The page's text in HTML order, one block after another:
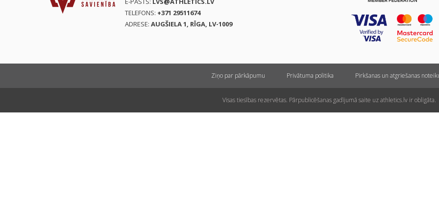
TELEFONS: +371 29511674
ADRESE: AUGŠIELA 1, RĪGA, LV-1009
Ziņo par pārkāpumu Privātuma politika Pirkšanas un atgriešanas
Visas tiesības rezervētas. Pārpublicēšanas gadījumā saite uz athletics.lv ir obligāta.